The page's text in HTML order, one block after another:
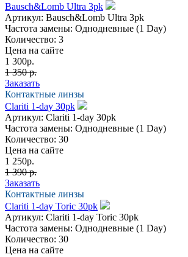
Bausch&Lomb Ultra 3pk
Артикул: Bausch&Lomb Ultra 3pk
Частота замены: Однодневные (1 Day)
Количество: 3
Цена на сайте
1 300р.
1 350 р.
Заказать
Контактные линзы
Clariti 1-day 30pk
Артикул: Clariti 1-day 30pk
Частота замены: Однодневные (1 Day)
Количество: 30
Цена на сайте
1 250р.
1 390 р.
Заказать
Контактные линзы
Clariti 1-day Toric 30pk
Артикул: Clariti 1-day Toric 30pk
Частота замены: Однодневные (1 Day)
Количество: 30
Цена на сайте